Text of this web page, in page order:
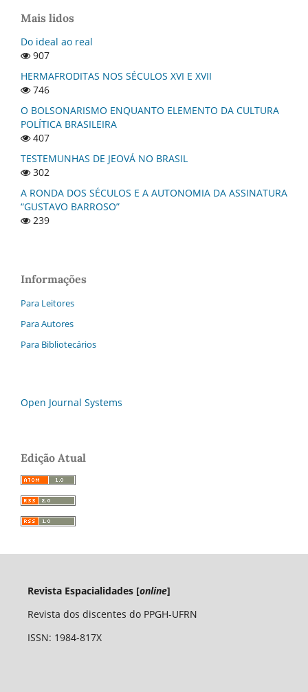
Mais lidos
Do ideal ao real
907
HERMAFRODITAS NOS SÉCULOS XVI E XVII
746
O BOLSONARISMO ENQUANTO ELEMENTO DA CULTURA
POLÍTICA BRASILEIRA
407
TESTEMUNHAS DE JEOVÁ NO BRASIL
302
A RONDA DOS SÉCULOS E A AUTONOMIA DA ASSINATURA
“GUSTAVO BARROSO”
239
Informações
Para Leitores
Para Autores
Para Bibliotecários
Open Journal Systems
Edição Atual
Revista Espacialidades [online]
Revista dos discentes do PPGH-UFRN
ISSN: 1984-817X